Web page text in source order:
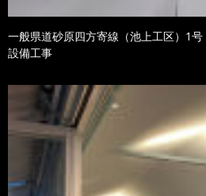
一般県道砂原四方寄線（池上工区）1
設備工事